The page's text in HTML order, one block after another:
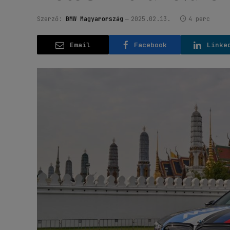
Szerző: BMW Magyarország 2025.02.13. 4 perc
Email Facebook